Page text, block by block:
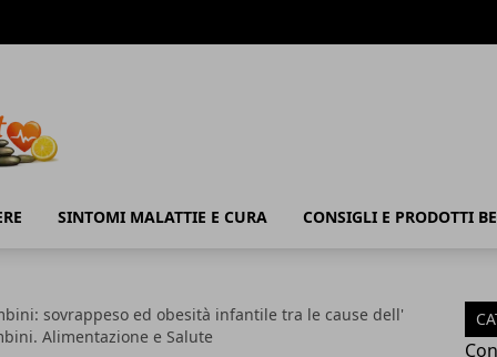
SINTOMI MALATTIE E CURA CONSIGLI E PRODOTTI
sovrappeso ed obesità infantile tra le cause dell'
Alimentazione e Salute